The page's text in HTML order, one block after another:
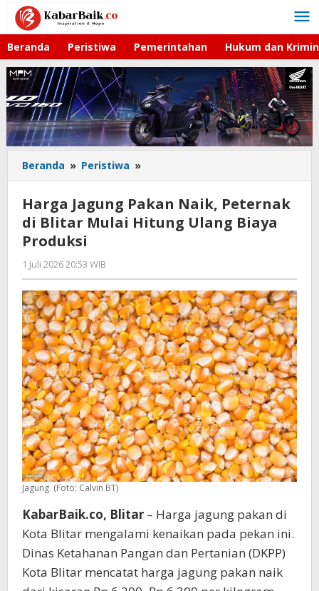
Lewati
konten
Beranda Peristiwa Pemerintahan Hukum dan
Beranda » Peristiwa »
Jagung
Pakan
Naik,
Peternak
Ulang
Biaya
Produksi
Harga Jagung Pakan Naik, Peternak
di Blitar Mulai Hitung Ulang Biaya
Produksi
1 Juli 2026 20:53 WIB
Faisal
Jagung. (Foto: Calvin BT)
KabarBaik.co, Blitar – Harga jagung pakan di
Kota Blitar mengalami kenaikan pada pekan ini.
Dinas Ketahanan Pangan dan Pertanian (DKPP)
Kota Blitar mencatat harga jagung pakan naik